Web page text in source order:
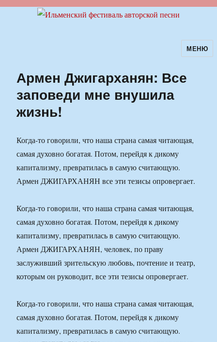
Ильменский фестиваль авторскойМЕНЮ
Армен Джигарханян: Все
заповеди мне внушила
жизнь!
Когда-то говорили, что наша страна самая читающая,
самая духовно богатая. Потом, перейдя к дикому
капитализму, превратилась в самую считающую.
Армен ДЖИГАРХАНЯН все эти тезисы опровергает.
Когда-то говорили, что наша страна самая читающая,
самая духовно богатая. Потом, перейдя к дикому
капитализму, превратилась в самую считающую.
Армен ДЖИГАРХАНЯН, человек, по праву
заслуживший зрительскую любовь, почтение и театр,
которым он руководит, все эти тезисы опровергает.
Когда-то говорили, что наша страна самая читающая,
самая духовно богатая. Потом, перейдя к дикому
капитализму, превратилась в самую считающую.